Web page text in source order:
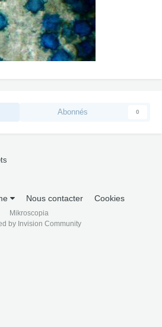
Abonnés 0
Nous contacter Cookies
Mikroscopia
by Invision Community